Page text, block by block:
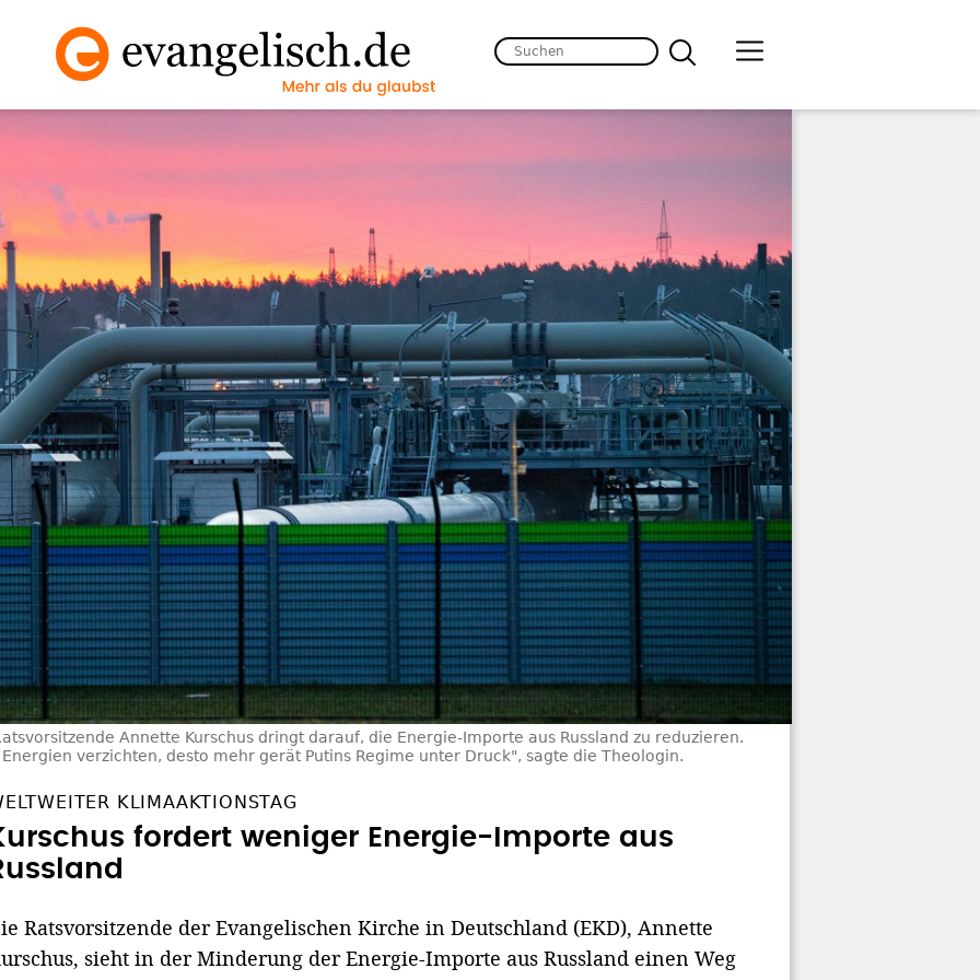
Annette Kurschus dringt darauf, die Energie-Importe aus Russland zu reduzieren.
verzichten, desto mehr gerät Putins Regime unter Druck", sagte die Theologin.
KLIMAAKTIONSTAG
fordert weniger Energie-Importe aus
Ratsvorsitzende der Evangelischen Kirche in Deutschland (EKD), Annette
sieht in der Minderung der Energie-Importe aus Russland einen Weg